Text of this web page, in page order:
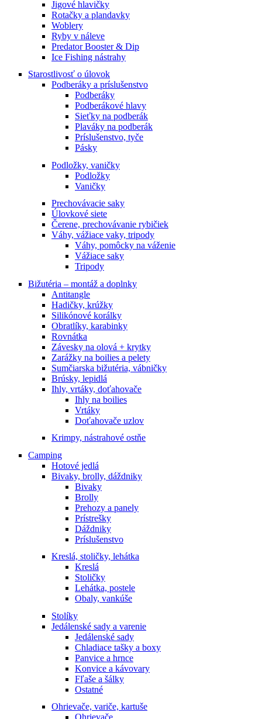
Jigové hlavičky
Rotačky a plandavky
Woblery
Ryby v náleve
Predator Booster & Dip
Ice Fishing nástrahy
Starostlivosť o úlovok
Podberáky a príslušenstvo
Podberáky
Podberákové hlavy
Sieťky na podberák
Plaváky na podberák
Príslušenstvo, tyče
Pásky
Podložky, vaničky
Podložky
Vaničky
Prechovávacie saky
Úlovkové siete
Čerene, prechovávanie rybičiek
Váhy, vážiace vaky, tripody
Váhy, pomôcky na váženie
Vážiace saky
Tripody
Bižutéria – montáž a doplnky
Antitangle
Hadičky, krúžky
Silikónové korálky
Obratlíky, karabinky
Rovnátka
Závesky na olová + krytky
Zarážky na boilies a pelety
Sumčiarska bižutéria, vábničky
Brúsky, lepidlá
Ihly, vrtáky, doťahovače
Ihly na boilies
Vrtáky
Doťahovače uzlov
Krimpy, nástrahové ostňe
Camping
Hotové jedlá
Bivaky, brolly, dáždniky
Bivaky
Brolly
Prehozy a panely
Prístrešky
Dáždniky
Príslušenstvo
Kreslá, stoličky, lehátka
Kreslá
Stoličky
Lehátka, postele
Obaly, vankúše
Stolíky
Jedálenské sady a varenie
Jedálenské sady
Chladiace tašky a boxy
Panvice a hrnce
Konvice a kávovary
Fľaše a šálky
Ostatné
Ohrievače, variče, kartuše
Ohrievače